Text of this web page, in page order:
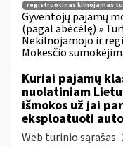
registruotinas kilnojamas
Gyventojų pajamų
(pagal abėcėlę) »
Nekilnojamojo ir
Mokesčio
Kuriai pajamų
nuolatiniam
išmokos už jai
eksploatuoti
Web turinio sąrašas